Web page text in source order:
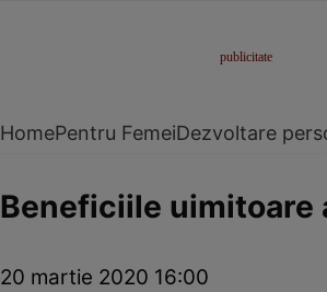
HomePentru FemeiDezvoltare
Beneficiile uimitoare
20 martie 2020 16:00